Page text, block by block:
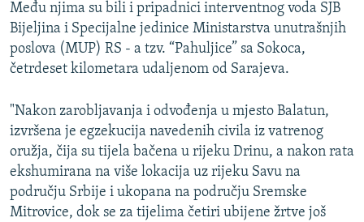
Među njima su bili i pripadnici interventnog voda SJB
Bijeljina i Specijalne jedinice Ministarstva unutrašnjih
poslova (MUP) RS - a tzv. “Pahuljice” sa Sokoca,
četrdeset kilometara udaljenom od Sarajeva.
"Nakon zarobljavanja i odvođenja u mjesto Balatun,
izvršena je egzekucija navedenih civila iz vatrenog
oružja, čija su tijela bačena u rijeku Drinu, a nakon rata
ekshumirana na više lokacija uz rijeku Savu na
području Srbije i ukopana na području Sremske
Mitrovice, dok se za tijelima četiri ubijene žrtve još